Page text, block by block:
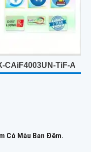
CAiF4003UN-TiF-A
Có Màu Ban Ðêm.